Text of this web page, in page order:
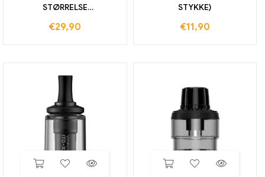
STØRRELSE
€29,90
STYKKE)
€11,90